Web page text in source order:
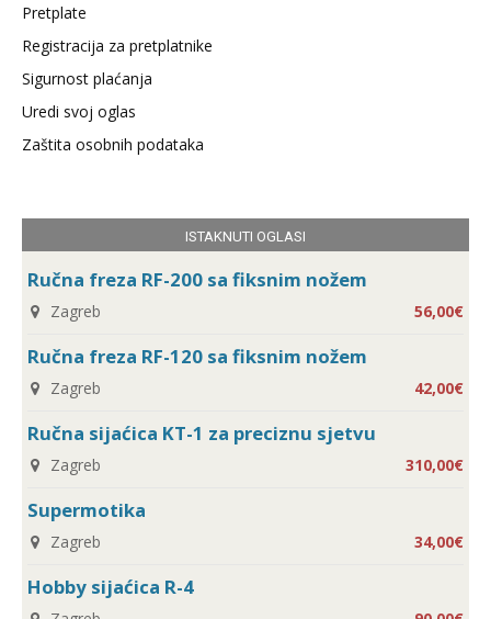
Pretplate
Registracija za pretplatnike
Sigurnost plaćanja
Uredi svoj oglas
Zaštita osobnih podataka
ISTAKNUTI OGLASI
Ručna freza RF-200 sa fiksnim nožem
Zagreb 56,00€
Ručna freza RF-120 sa fiksnim nožem
Zagreb 42,00€
Ručna sijaćica KT-1 za preciznu sjetvu
Zagreb 310,00€
Supermotika
Zagreb 34,00€
Hobby sijaćica R-4